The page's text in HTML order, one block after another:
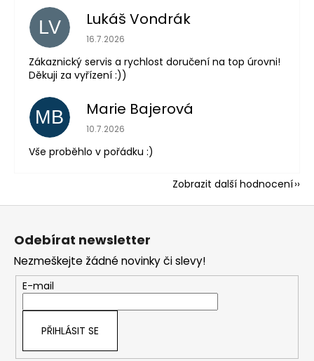
LV Lukáš Vondrák
Hodnocení obchodu je 5 z 5 hvězdiček.
16.7.2026
Zákaznický servis a rychlost doručení na top úrovni!
Děkuji za vyřízení :))
MB Marie Bajerová
Hodnocení obchodu je 5 z 5 hvězdiček.
10.7.2026
Vše proběhlo v pořádku :)
Zobrazit další hodnocení
Z
Odebírat newsletter
Nezmeškejte žádné novinky či slevy!
E-mail
PŘIHLÁSIT SE